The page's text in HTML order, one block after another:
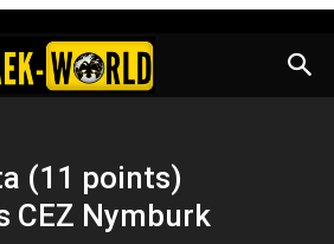
(11 points)
CEZ Nymburk